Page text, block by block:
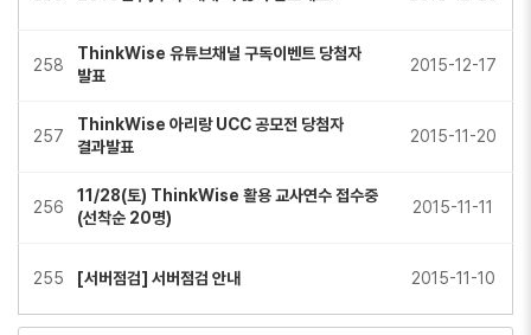
258
ThinkWise 유튜브채널 구독이벤트 당첨자
발표
2015-12-17
257
ThinkWise 아리랑 UCC 공모전 당첨자
결과발표
2015-11-20
256
11/28(토) ThinkWise 활용 교사연수 접수중
(선착순 20명)
2015-11-11
255 [서버점검] 서버점검 안내 2015-11-10